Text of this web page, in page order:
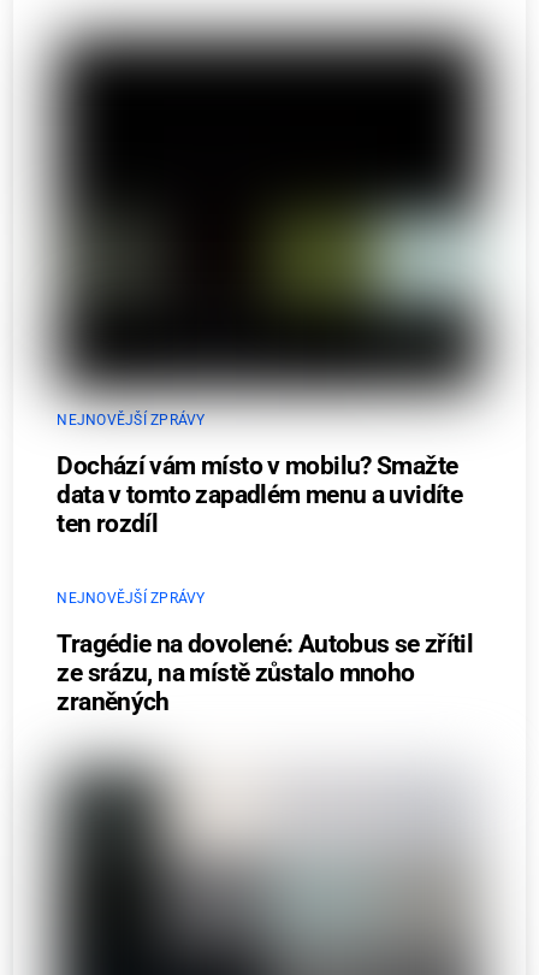
NEJNOVĚJŠÍ ZPRÁVY
Dochází vám místo v mobilu? Smažte
data v tomto zapadlém menu a uvidíte
ten rozdíl
NEJNOVĚJŠÍ ZPRÁVY
Tragédie na dovolené: Autobus se zřítil
ze srázu, na místě zůstalo mnoho
zraněných